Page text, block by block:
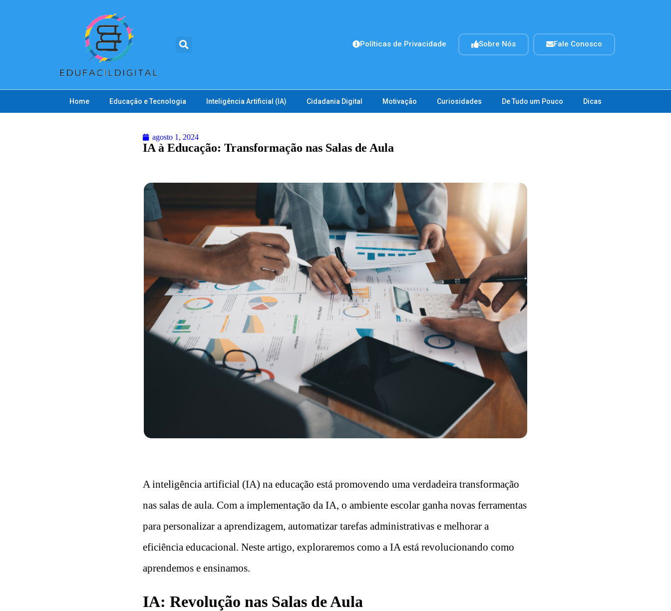
Políticas de Privacidade Sobre Nós Fale Conosco
Home Educação e Tecnologia Inteligência Artificial (IA) Cidadania Digital Motivação Curiosidades De Tudo um Pouco Dicas
agosto 1, 2024
IA à Educação: Transformação nas Salas de Aula
A inteligência artificial (IA) na educação está promovendo uma verdadeira transformação
nas salas de aula. Com a implementação da IA, o ambiente escolar ganha novas ferramentas
para personalizar a aprendizagem, automatizar tarefas administrativas e melhorar a
eficiência educacional. Neste artigo, exploraremos como a IA está revolucionando como
aprendemos e ensinamos.
IA: Revolução nas Salas de Aula